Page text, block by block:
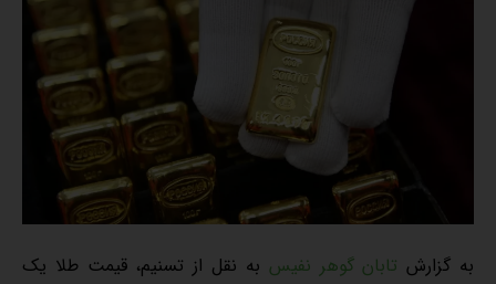
به گزارش تابان گوهر نفیس به نقل از تسنیم، قیمت طلا یک